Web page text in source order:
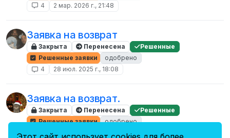
4
2 мар. 2026 г., 21:48
Заявка на возврат
Закрыта Перенесена
Решенные
Решенные заявки
одобрено
4
28 июл. 2025 г., 18:08
Заявка на возврат.
Закрыта Перенесена
Решенные
Решенные заявки
одобрено